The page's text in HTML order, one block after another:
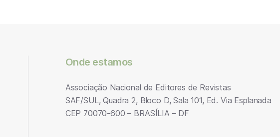
Onde estamos
Associação Nacional de Editores de Revistas
SAF/SUL, Quadra 2, Bloco D, Sala 101, Ed. Via Esplanada
CEP 70070-600 – BRASÍLIA – DF